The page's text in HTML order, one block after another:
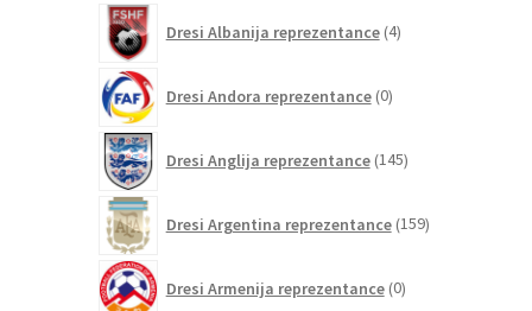
Dresi Albanija reprezentance 4izdelki
Dresi Andora reprezentance 0izdelkov
Dresi Anglija reprezentance 145izdelkov
Dresi Argentina reprezentance 159izdelkov
Dresi Armenija reprezentance 0izdelkov